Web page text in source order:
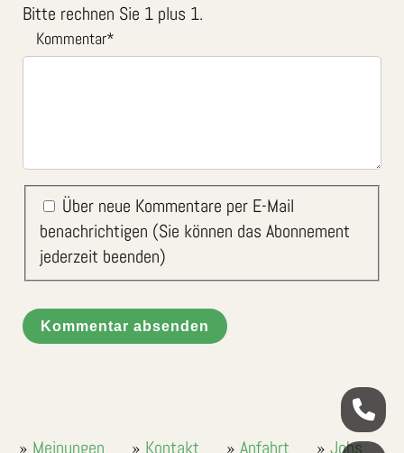
Bitte rechnen Sie 1 plus 1.
Kommentar*
Über neue Kommentare per E-Mail
benachrichtigen (Sie können das Abonnement
jederzeit beenden)
Kommentar absenden
Meinungen Kontakt Anfahrt Jobs